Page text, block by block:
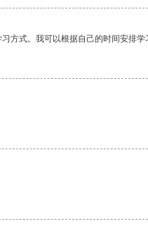
方式。我可以根据自己的时间安排学